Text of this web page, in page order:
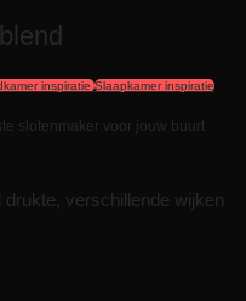
inspiratie Slaapkamer inspiratie
slotenmaker voor jouw buurt
verschillende wijken